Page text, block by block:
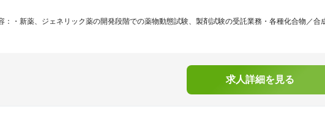
：・新薬、ジェネリック薬の開発段階での薬物動態試験、製剤試験の受託業務・各種化合物／合
求人詳細を見る